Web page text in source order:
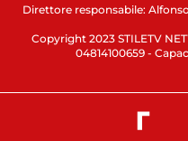
Direttore responsabile:
Copyright 2023 STILETV
04814100659 -